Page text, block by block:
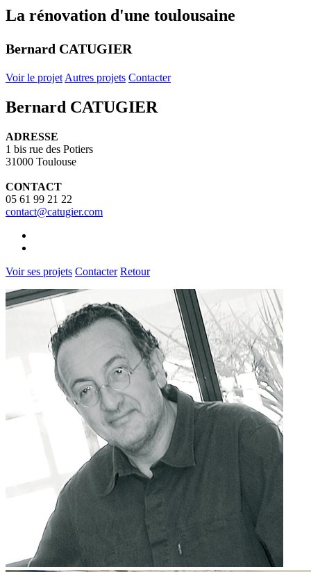
La rénovation d'une toulousaine
Bernard CATUGIER
Voir le projet Autres projets Contacter
Bernard CATUGIER
ADRESSE
1 bis rue des Potiers
31000 Toulouse
CONTACT
05 61 99 21 22
contact@catugier.com
Voir ses projets Contacter Retour